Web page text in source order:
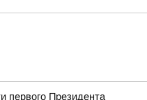
первого Президента